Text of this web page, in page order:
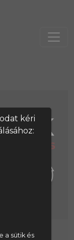
kéri
a sütik és